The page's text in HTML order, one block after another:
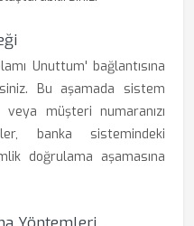
Unuttum' bağlantısına
Bu aşamada sistem
veya müşteri numaranızı
banka sistemindeki
doğrulama aşamasına